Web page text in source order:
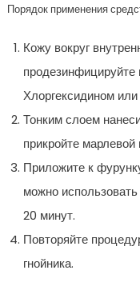
Порядок применения
Кожу вокруг
Хлоргексидином
Тонким слоем
прикройте марлевой
Приложите к
можно
20 минут.
Повторяйте
гнойника.